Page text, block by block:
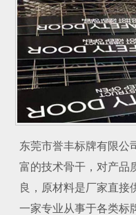
东莞市誉丰标牌有限公
富的技术骨干，对产品
良，原材料是厂家直接
一家专业从事于各类标